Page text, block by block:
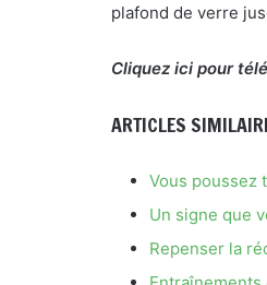
plafond de verre
Cliquez ici pour
ARTICLES
Vous poussez
Un signe que
Repenser la